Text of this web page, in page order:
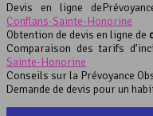
Devis en ligne
Conflans-Sainte-Honorine
Obtention de devis en ligne de
Comparaison des tarifs
Sainte-Honorine
Conseils sur la Prévoyance
Demande de devis pour un